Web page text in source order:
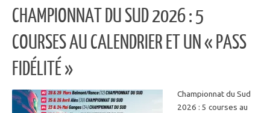
CHAMPIONNAT DU SUD 2026 : 5
COURSES AU CALENDRIER ET UN « PASS
FIDÉLITÉ »
Championnat du Sud
2026 : 5 courses au